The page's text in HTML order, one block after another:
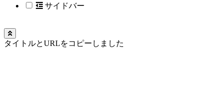
サイドバー
タイトルとURLをコピーしました